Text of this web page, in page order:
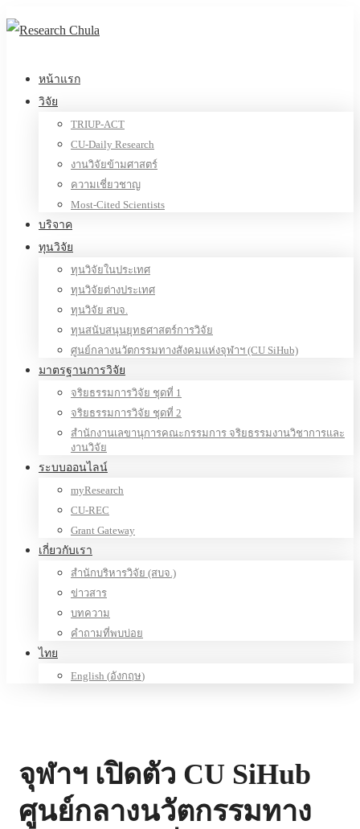
หน้าแรก
วิจัย
TRIUP-ACT
CU-Daily Research
งานวิจัยข้ามศาสตร์
ความเชี่ยวชาญ
Most-Cited Scientists
บริจาค
ทุนวิจัย
ทุนวิจัยในประเทศ
ทุนวิจัยต่างประเทศ
ทุนวิจัย สบจ.
ทุนสนับสนุนยุทธศาสตร์การวิจัย
ศูนย์กลางนวัตกรรมทางสังคมแห่งจุฬาฯ (CU SiHub)
มาตรฐานการวิจัย
จริยธรรมการวิจัย ชุดที่ 1
จริยธรรมการวิจัย ชุดที่ 2
สำนักงานเลขานุการคณะกรรมการ จริยธรรมงานวิชาการและ
งานวิจัย
ระบบออนไลน์
myResearch
CU-REC
Grant Gateway
เกี่ยวกับเรา
สำนักบริหารวิจัย (สบจ.)
ข่าวสาร
บทความ
คำถามที่พบบ่อย
ไทย
English (อังกฤษ)
จุฬาฯ เปิดตัว CU SiHub
ศูนย์กลางนวัตกรรมทาง